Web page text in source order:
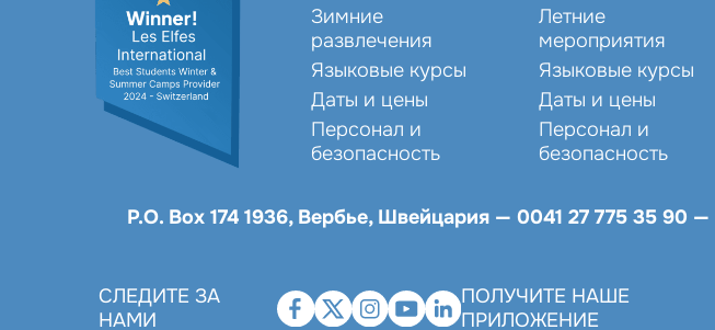
Зимние
развлечения
Языковые курсы
Даты и цены
Персонал и
безопасность
Летние
мероприятия
Языковые курсы
Даты и цены
Персонал и
безопасность
P.O. Box 174 1936, Вербье, Швейцария — 0041 27 775 35 90 —
СЛЕДИТЕ ЗА
НАМИ
ПОЛУЧИТЕ НАШЕ
ПРИЛОЖЕНИЕ